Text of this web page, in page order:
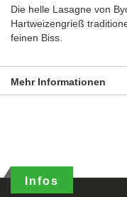
Die helle Lasagne von
Hartweizengrieß
feinen Biss.
Mehr Informationen
Infos